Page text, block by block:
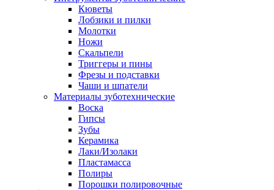
Кюветы
Лобзики и пилки
Молотки
Ножи
Скальпели
Триггеры и пины
Фрезы и подставки
Чаши и шпатели
Материалы зуботехнические
Воска
Гипсы
Зубы
Керамика
Лаки/Изолаки
Пластамасса
Полиры
Порошки полировочные